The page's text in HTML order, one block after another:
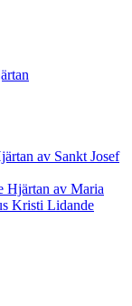
av Sankt Josef
Hjärtan av Maria
Kristi Lidande